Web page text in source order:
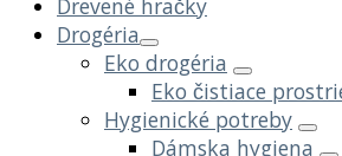
Drevené hračky
Drogéria
Eko drogéria
Eko čistiace
Hygienické potreby
Dámska hygiena